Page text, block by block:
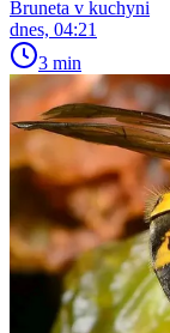
Bruneta v kuchyni
dnes, 04:21
3 min